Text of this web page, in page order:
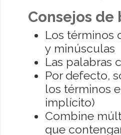
Consejos de
Los términos
y minúsculas
Las palabras
Por defecto,
los términos
implícito)
Combine
que